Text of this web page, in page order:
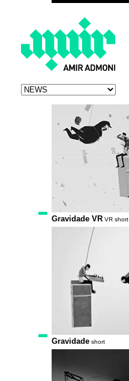
Gravidade VR VR short
Gravidade short